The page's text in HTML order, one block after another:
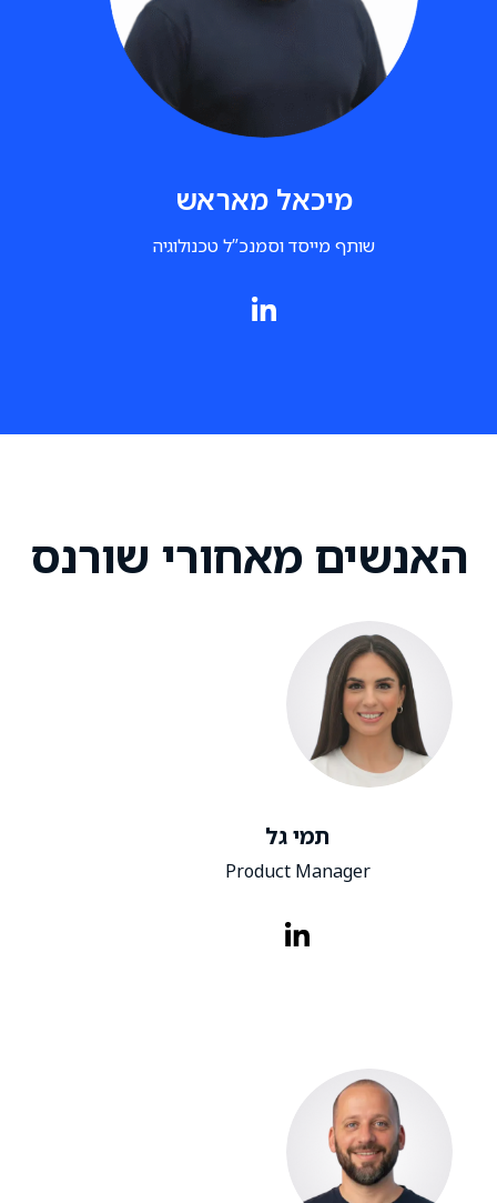
מיכאל מאראש
שותף מייסד וסמנכ”ל טכנולוגיה
האנשים מאחורי שורנס
תמי גל
Product Manager